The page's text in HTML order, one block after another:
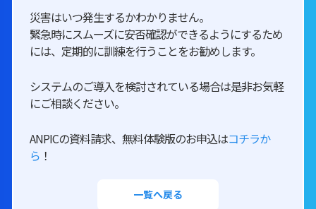
災害はいつ発生するかわかりません。
緊急時にスムーズに安否確認ができるようにするため
には、定期的に訓練を行うことをお勧めします。
システムのご導入を検討されている場合は是非お気軽
にご相談ください。
ANPICの資料請求、無料体験版のお申込はコチラか
ら ！
一覧へ戻る